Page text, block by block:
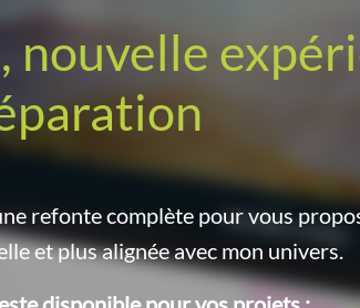
refonte complète pour vous
et plus alignée avec mon univers.